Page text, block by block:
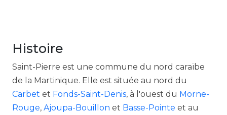
Histoire
Saint-Pierre est une commune du nord caraïbe
de la Martinique. Elle est située au nord du
Carbet et Fonds-Saint-Denis, à l'ouest du Morne-
Rouge, Ajoupa-Bouillon et Basse-Pointe et au